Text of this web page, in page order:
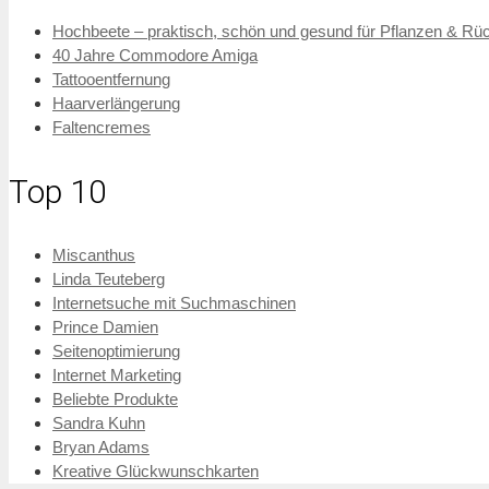
Hochbeete – praktisch, schön und gesund für Pflanzen &
40 Jahre Commodore Amiga
Tattooentfernung
Haarverlängerung
Faltencremes
Top 10
Miscanthus
Linda Teuteberg
Internetsuche mit Suchmaschinen
Prince Damien
Seitenoptimierung
Internet Marketing
Beliebte Produkte
Sandra Kuhn
Bryan Adams
Kreative Glückwunschkarten